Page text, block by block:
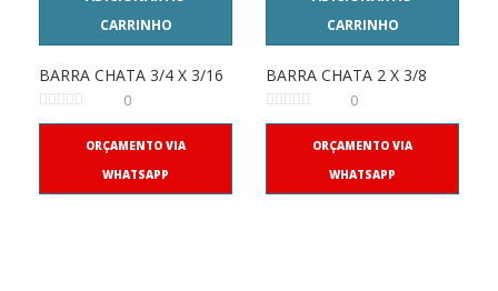
CARRINHO
BARRA CHATA 3/4 X 3/16
0
ORÇAMENTO VIA
WHATSAPP
CARRINHO
BARRA CHATA 2 X 3/8
0
ORÇAMENTO VIA
WHATSAPP